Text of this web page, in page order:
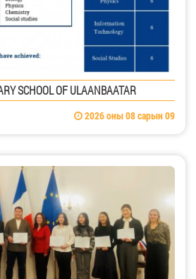
SCHOOL OF ULAANBAATAR
2026 оны 08 сарын 09